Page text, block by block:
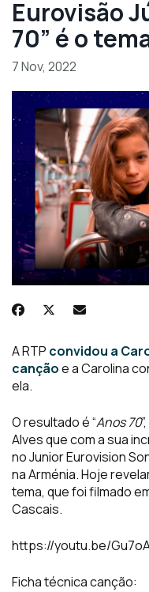
Eurovisão
70” é o
7 Nov, 2022
A RTP convidou a
cançãoe a Carolina
ela.
O resultado é “Anos 70
Alves que com a sua
no Junior Eurovision
na Arménia. Hoje
tema, que foi filmado
Cascais.
https://youtu.be/
Ficha técnica canção: